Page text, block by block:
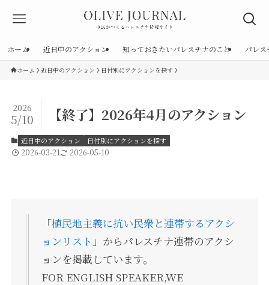
ホーム 近日中のアクション 知っておきたいパレスチナのこと パレス
ホーム 近日中のアクション 日付別にアクションを探す
【終了】2026年4月のアクション
2026
5/10
近日中のアクション 日付別にアクションを探す
2026-03-21 2026-05-10
「植民地主義に抗い民衆と連帯するアクシ
ョンリスト 」からパレスチナ連帯のアクシ
ョンを掲載しています。
FOR ENGLISH SPEAKER,WE